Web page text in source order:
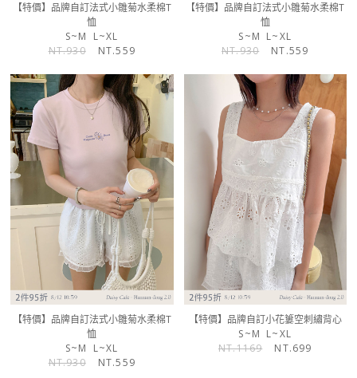
【特價】品牌自訂法式小雛菊水柔棉T
恤
S~M
L~XL
NT.930
NT.559
【特價】品牌自訂法式小雛菊水柔棉T
恤
S~M L~XL
NT.930
NT.559
【特價】品牌自訂法式小雛菊水柔棉T
恤
S~M
L~XL
NT.930
NT.559
【特價】品牌自訂小花簍空刺繡背心
S~M L~XL
NT.1169
NT.699